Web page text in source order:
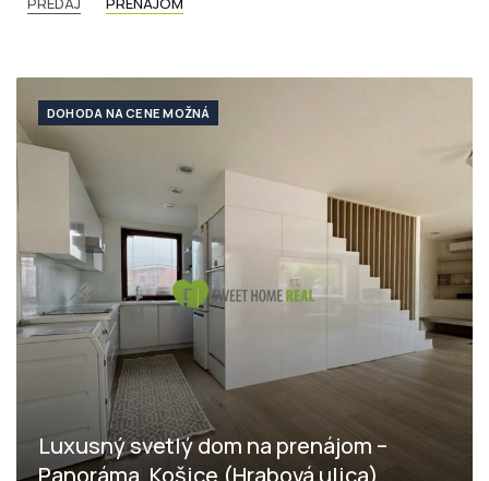
DOHODA NA CENE MOŽNÁ
Luxusný svetlý dom na prenájom –
Panoráma, Košice (Hrabová ulica)